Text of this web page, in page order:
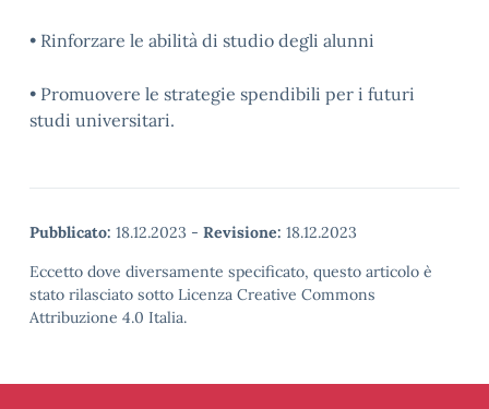
• Rinforzare le abilità di studio degli alunni
• Promuovere le strategie spendibili per i futuri
studi universitari.
Pubblicato: 18.12.2023 - Revisione: 18.12.2023
Eccetto dove diversamente specificato, questo articolo è
stato rilasciato sotto Licenza Creative Commons
Attribuzione 4.0 Italia.